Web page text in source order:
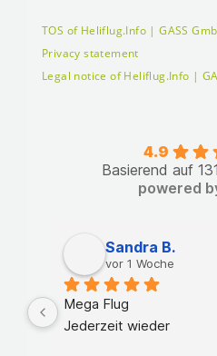
TOS of Heliflug.Info | GASS
Privacy statement
Legal notice of Heliflug.Info |
4.9
Basierend auf
powered
Sandra B.
vor 1 Woche
Mega Flug
Jederzeit wieder